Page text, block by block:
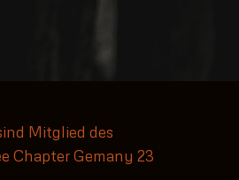
Mitglied des
Chapter Gemany 23